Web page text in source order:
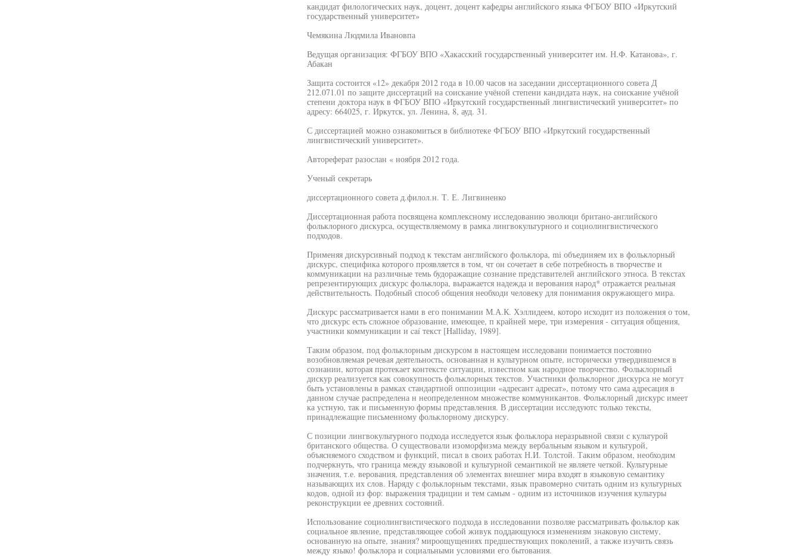
кандидат филологических наук, доцент, доцент кафедры английского языка ФГБОУ ВПО «Иркутский
государственный университет»
Чемякина Людмила Ивановпа
Ведущая организация: ФГБОУ ВПО «Хакасский государственный университет им. Н.Ф. Катанова», г.
Абакан
Защита состоится «12» декабря 2012 года в 10.00 часов на заседании диссертационного совета Д
212.071.01 по защите диссертаций на соискание учёной степени кандидата наук, на соискание учёной
степени доктора наук в ФГБОУ ВПО «Иркутский государственный лингвистический университет» по
адресу: 664025, г. Иркутск, ул. Ленина, 8, ауд. 31.
С диссертацией можно ознакомиться в библиотеке ФГБОУ ВПО «Иркутский государственный
лингвистический университет».
Автореферат разослан « ноября 2012 года.
Ученый секретарь
диссертационного совета д.филол.н. Т. Е. Лигвиненко
Диссертационная работа посвящена комплексному исследованию эволюци британо-английского
фольклорного дискурса, осуществляемому в рамка лингвокультурного и социолингвистического
подходов.
Применяя дискурсивный подход к текстам английского фольклора, mi объединяем их в фольклорный
дискурс, специфика которого проявляется в том, чт он сочетает в себе потребность в творчестве и
коммуникации на различные темь будоражащие сознание представителей английского этноса. В текстах
репрезентирующих дискурс фольклора, выражается надежда и верования народ* отражается реальная
действительность. Подобный способ общения необходи человеку для понимания окружающего мира.
Дискурс рассматривается нами в его понимании М.А.К. Хэллидеем, которо исходит из положения о том,
что дискурс есть сложное образование, имеющее, п крайней мере, три измерения - ситуация общения,
участники коммуникации и caí текст [Halliday, 1989].
Таким образом, под фольклорным дискурсом в настоящем исследовани понимается постоянно
возобновляемая речевая деятельность, основанная н культурном опыте, исторически утвердившемся в
сознании, которая протекает контексте ситуации, известном как народное творчество. Фольклорный
дискур реализуется как совокупность фольклорных текстов. Участники фольклорног дискурса не могут
быть установлены в рамках стандартной оппозиции «адресант адресат», потому что сама адресация в
данном случае распределена н неопределенном множестве коммуникантов. Фольклорный дискурс имеет
ка устную, так и письменную формы представления. В диссертации исследуютс только тексты,
принадлежащие письменному фольклорному дискурсу.
С позиции лингвокультурного подхода исследуется язык фольклора неразрывной связи с культурой
британского общества. О существовали изоморфизма между вербальным языком и культурой,
объясняемого сходством и функций, писал в своих работах Н.И. Толстой. Таким образом, необходим
подчеркнуть, что граница между языковой и культурной семантикой не являете четкой. Культурные
значения, т.е. верования, представления об элементах внешнег мира входят в языковую семантику
называющих их слов. Наряду с фольклорным текстами, язык правомерно считать одним из культурных
кодов, одной из фор: выражения традиции и тем самым - одним из источников изучения культуры
реконструкции ее древних состояний.
Использование социолингвистического подхода в исследовании позволяе рассматривать фольклор как
социальное явление, представляющее собой живук поддающуюся изменениям знаковую систему,
основанную на опыте, знания? мироощущениях предшествующих поколений, а также изучить связь
между языко! фольклора и социальными условиями его бытования.